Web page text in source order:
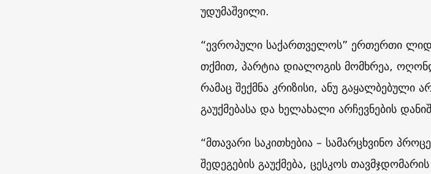
უდუმაშვილი.
“ევროპული საქართველოს” ერთერთი
თქმით, პარტია დიალოგის მომხრეა,
რამაც შექმნა კრიზისი, ანუ გაყალბებული
გაუქმებასა და ხელახალი არჩევნების
“მთავარი საკითხებია – სამარცხვინო
შედეგების გაუქმება, ცესკოს